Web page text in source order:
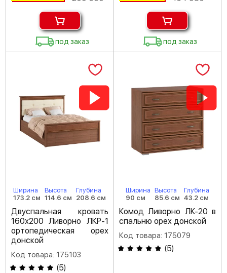
под заказ под заказ
Ширина
173.2 см
Высота
114.6 см
Глубина
208.6 см
Двуспальная кровать
160х200 Ливорно ЛКР-1
ортопедическая орех
донской
Код товара: 175103
(5)
Ширина
90 см
Высота
85.6 см
Глубина
43.2 см
Комод Ливорно ЛК-20 в
спальню орех донской
Код товара: 175079
(5)